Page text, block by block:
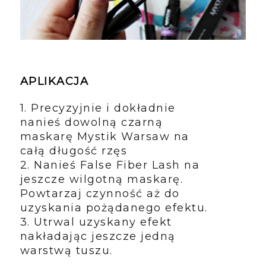
APLIKACJA
1. Precyzyjnie i dokładnie
nanieś dowolną czarną
maskarę Mystik Warsaw na
całą długość rzęs
2. Nanieś False Fiber Lash na
jeszcze wilgotną maskarę.
Powtarzaj czynność aż do
uzyskania pożądanego efektu.
3. Utrwal uzyskany efekt
nakładając jeszcze jedną
warstwą tuszu.